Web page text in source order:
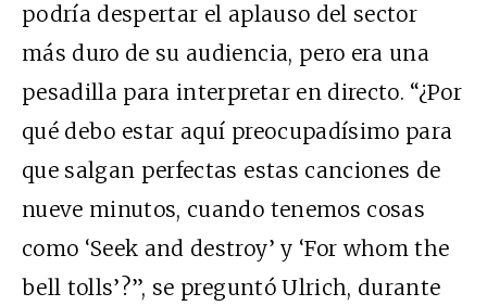
podría despertar el aplauso del sector
más duro de su audiencia, pero era una
pesadilla para interpretar en directo. “¿Por
qué debo estar aquí preocupadísimo para
que salgan perfectas estas canciones de
nueve minutos, cuando tenemos cosas
como ‘Seek and destroy’ y ‘For whom the
bell tolls’?”, se preguntó Ulrich, durante